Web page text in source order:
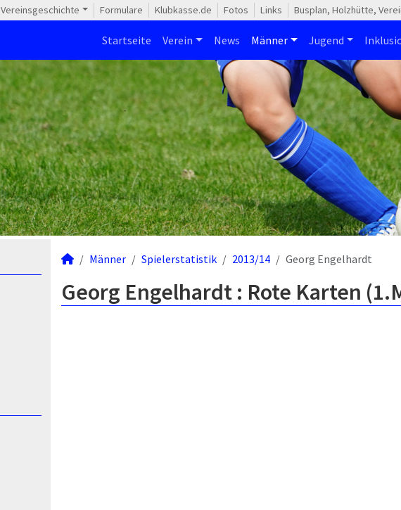
Vereinsgeschichte Formulare Klubkasse.de Fotos Links Busplan, Holzhütte,
Startseite Verein News Männer Jugend
Männer Spielerstatistik 2013/14 Georg Engelhardt
Georg Engelhardt : Rote Karten